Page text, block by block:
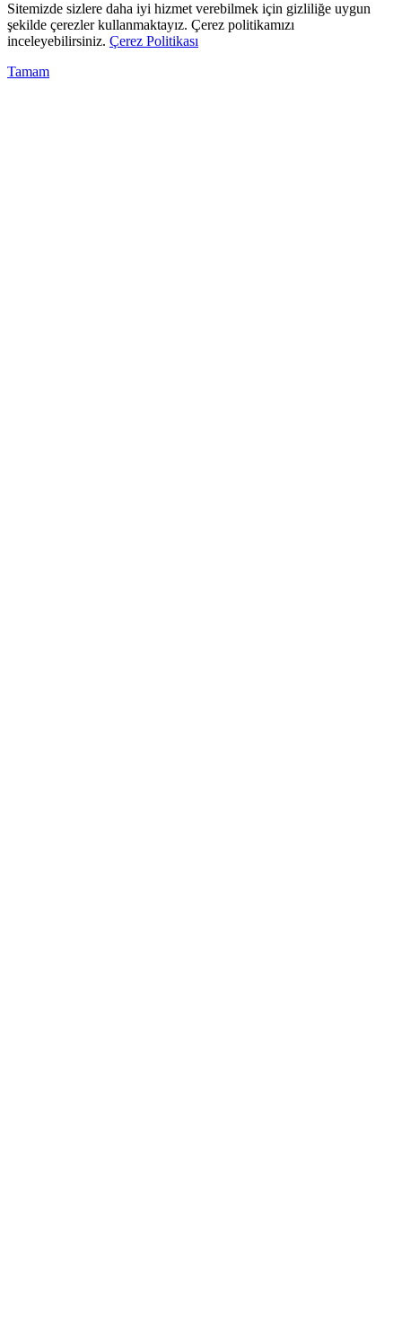
Sitemizde sizlere daha iyi hizmet verebilmek için gizliliğe uygun
şekilde çerezler kullanmaktayız. Çerez politikamızı
inceleyebilirsiniz. Çerez Politikası
Tamam